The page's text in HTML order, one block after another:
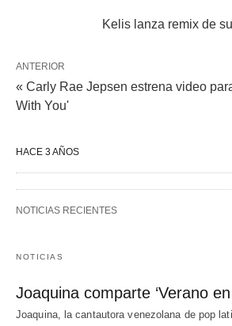
Kelis lanza remix de
ANTERIOR
« Carly Rae Jepsen estrena video
With You'
HACE 3 AÑOS
NOTICIAS RECIENTES
NOTICIAS
Joaquina comparte ‘Verano en
Joaquina, la cantautora venezolana de pop